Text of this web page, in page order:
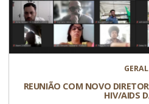
GERAL
REUNIÃO COM NOVO
HIV/AIDS